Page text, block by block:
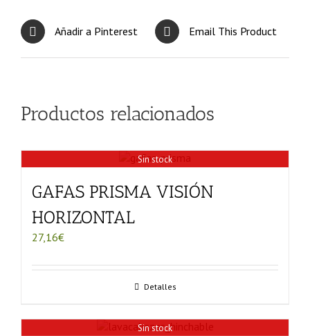
Añadir a Pinterest Email This Product
Productos relacionados
Sin stock
GAFAS PRISMA VISIÓN
HORIZONTAL
27,16€
Detalles
Sin stock